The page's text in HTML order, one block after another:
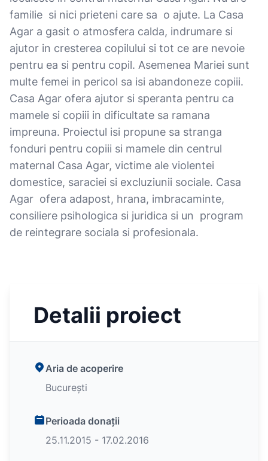
familie si nici prieteni care sa o ajute. La Casa
Agar a gasit o atmosfera calda, indrumare si
ajutor in cresterea copilului si tot ce are nevoie
pentru ea si pentru copil. Asemenea Mariei sunt
multe femei in pericol sa isi abandoneze copiii.
Casa Agar ofera ajutor si speranta pentru ca
mamele si copiii in dificultate sa ramana
impreuna. Proiectul isi propune sa stranga
fonduri pentru copiii si mamele din centrul
maternal Casa Agar, victime ale violentei
domestice, saraciei si excluziunii sociale. Casa
Agar ofera adapost, hrana, imbracaminte,
consiliere psihologica si juridica si un program
de reintegrare sociala si profesionala.
Detalii proiect
Aria de acoperire
București
Perioada donații
25.11.2015 - 17.02.2016